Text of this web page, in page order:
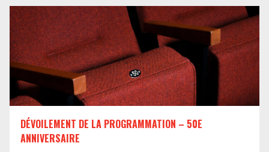
DÉVOILEMENT DE LA PROGRAMMATION – 50E
ANNIVERSAIRE